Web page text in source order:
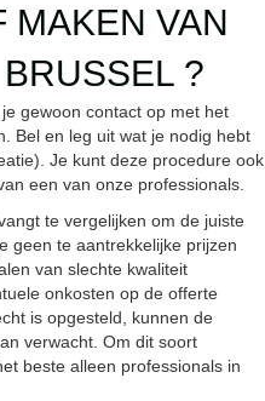
MAKEN VAN
?
gewoon contact op met het
Bel en leg uit wat je nodig hebt
Je kunt deze procedure ook
een van onze professionals.
te vergelijken om de juiste
geen te aantrekkelijke prijzen
van slechte kwaliteit
onkosten op de offerte
is opgesteld, kunnen de
verwacht. Om dit soort
beste alleen professionals in